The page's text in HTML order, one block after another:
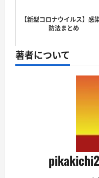
【新型コロナウイルス】感
防法まとめ
著者について